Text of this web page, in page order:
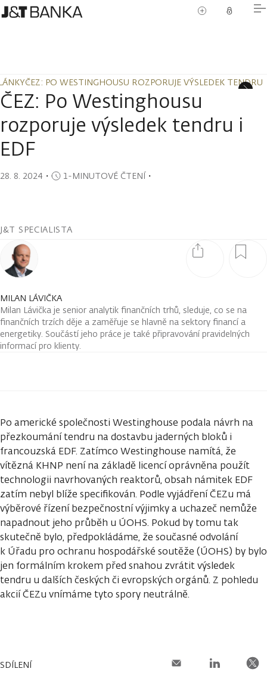
ČEZ: PO WESTINGHOUSU ROZPORUJE VÝSLEDEK TENDRU
ČEZ: PO WESTINGHOUSU ROZPORUJE VÝSLEDEK TENDRU
ČEZ: Po Westinghousu
rozporuje výsledek tendru i
EDF
28. 8. 2024 ・ 1-MINUTOVÉ ČTENÍ・
J&T SPECIALISTA
MILAN LÁVIČKA
Milan Lávička je senior analytik finančních trhů, sleduje, co se na
finančních trzích děje a zaměřuje se hlavně na sektory financí a
energetiky. Součástí jeho práce je také připravování pravidelných
informací pro klienty.
Po americké společnosti Westinghouse podala návrh na
přezkoumání tendru na dostavbu jaderných bloků i
francouzská EDF. Zatímco Westinghouse namítá, že
vítězná KHNP není na základě licencí oprávněna použít
technologii navrhovaných reaktorů, obsah námitek EDF
zatím nebyl blíže specifikován. Podle vyjádření ČEZu má
výběrové řízení bezpečnostní výjimky a uchazeč nemůže
napadnout jeho průběh u ÚOHS. Pokud by tomu tak
skutečně bylo, předpokládáme, že současné odvolání
k Úřadu pro ochranu hospodářské soutěže (ÚOHS) by bylo
jen formálním krokem před snahou zvrátit výsledek
tendru u dalších českých či evropských orgánů. Z pohledu
akcií ČEZu vnímáme tyto spory neutrálně.
SDÍLENÍ